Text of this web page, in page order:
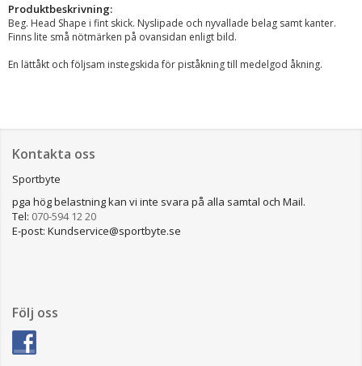
Produktbeskrivning:
Beg. Head Shape i fint skick. Nyslipade och nyvallade belag samt kanter.
Finns lite små nötmärken på ovansidan enligt bild.
En lättåkt och följsam instegskida för piståkning till medelgod åkning.
Kontakta oss
Sportbyte
pga hög belastning kan vi inte svara på alla samtal och Mail.
Tel: 070-594 12 20
E-post: Kundservice@sportbyte.se
Följ oss